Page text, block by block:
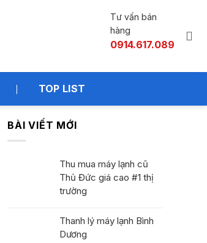
Tư vấn bán
hàng
0914.617.089
TOP LIST
BÀI VIẾT MỚI
Thu mua máy lạnh cũ
Thủ Đức giá cao #1 thị
trường
Thanh lý máy lạnh Bình
Dương